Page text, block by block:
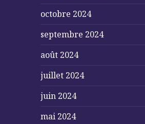
octobre 2024
septembre 2024
août 2024
juillet 2024
juin 2024
mai 2024